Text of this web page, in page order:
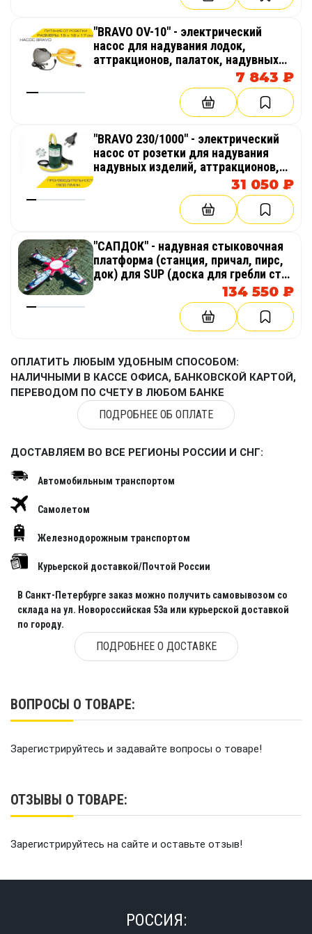
"BRAVO OV-10" - электрический
насос для надувания лодок,
аттракционов, палаток, надувных
7 843 ₽
"BRAVO 230/1000" - электрический
насос от розетки для надувания
надувных изделий, аттракционов,
31 050 ₽
"САПДОК" - надувная стыковочная
платформа (станция, причал, пирс,
док) для SUP (доска для гребли стоя
134 550 ₽
ОПЛАТИТЬ ЛЮБЫМ УДОБНЫМ СПОСОБОМ:
НАЛИЧНЫМИ В КАССЕ ОФИСА, БАНКОВСКОЙ КАРТОЙ,
ПЕРЕВОДОМ ПО СЧЕТУ В ЛЮБОМ БАНКЕ
ПОДРОБНЕЕ ОБ ОПЛАТЕ
ДОСТАВЛЯЕМ ВО ВСЕ РЕГИОНЫ РОССИИ И СНГ:
Автомобильным транспортом
Самолетом
Железнодорожным транспортом
Курьерской доставкой/Почтой России
В Санкт-Петербурге заказ можно получить самовывозом со
склада на ул. Новороссийская 53а или курьерской доставкой
по городу.
ПОДРОБНЕЕ О ДОСТАВКЕ
ВОПРОСЫ О ТОВАРЕ:
Зарегистрируйтесь и задавайте вопросы о товаре!
ОТЗЫВЫ О ТОВАРЕ:
Зарегистрируйтесь на сайте и оставьте отзыв!
РОССИЯ: